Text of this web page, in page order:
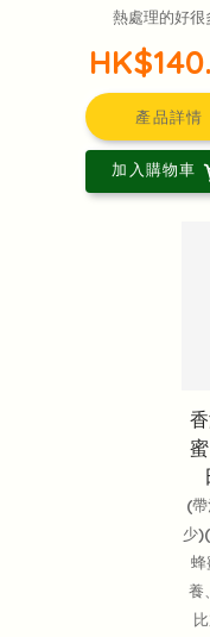
熱處理的好很
產品詳情
加入購物車
(
少
養